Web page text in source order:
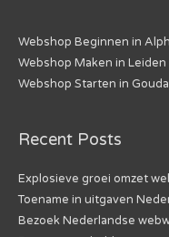
Webshop Beginnen in
Webshop Maken in Leiden
Webshop Starten in Gouda
Recent Posts
Explosieve groei omzet
Toename in uitgaven
Bezoek Nederlandse